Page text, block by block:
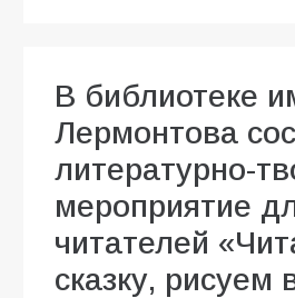
В библиотеке
Лермонтова
литературно-
мероприятие
читателей
сказку, рисуем